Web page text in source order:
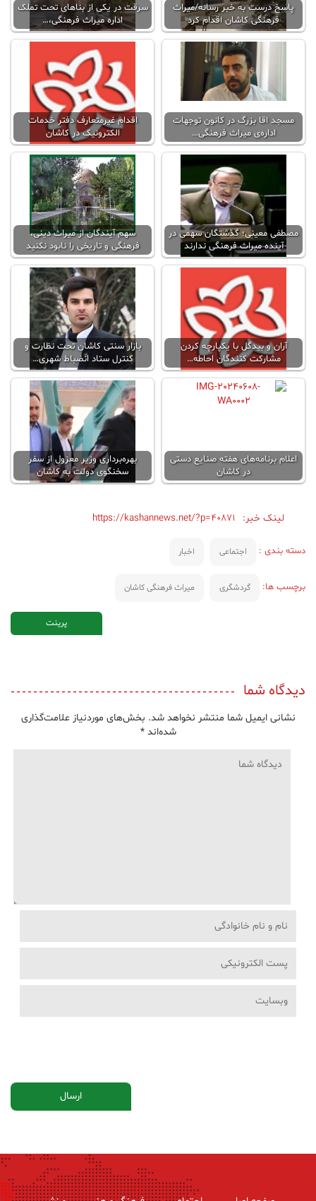
پاسخ درست به خبر رسانه/میراث
فرهنگی کاشان اقدام کرد
سرقت در یکی از بناهای تحت تملک
اداره میراث فرهنگی،…
مسجد اقا بزرگ در کانون توجهات
اداره‌ی میراث فرهنگی…
اقدام غیرمتعارف دفتر خدمات
الکترونیک در کاشان
مصطفی معینی؛ گذشتگان سهمی در
آینده میراث فرهنگی ندارند
سهم آیندگان از میراث دینی،
فرهنگی و تاریخی را نابود نکنید
آران و بیدگل با یکپارچه کردن
مشارکت کنندگان احاطه…
بازار سنتی کاشان تحت نظارت و
کنترل ستاد انضباط شهری…
اعلام برنامه‌های هفته صنایع دستی
در کاشان
بهره‌برداری وزیر معزول از سفر
سخنگوی دولت به کاشان
لینک خبر: https://kashannews.net/?p=40871
دسته بندی : اجتماعی اخبار
برچسب ها: گردشگری میراث فرهنگی کاشان
پرینت
دیدگاه شما
نشانی ایمیل شما منتشر نخواهد شد. بخش‌های موردنیاز علامت‌گذاری
شده‌اند*